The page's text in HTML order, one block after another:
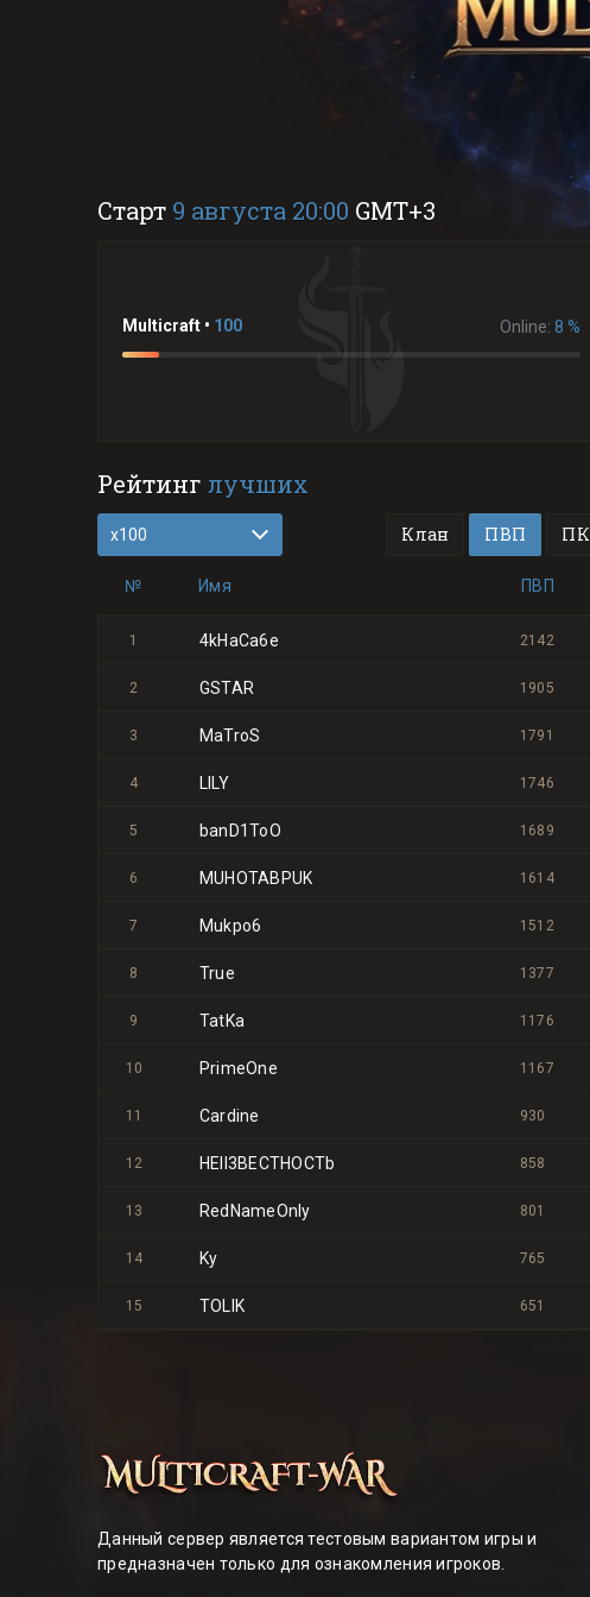
Старт 9 августа 20:00 GMT+3
Multicraft • 100 Online: 8 %
Рейтинг лучших
№ Имя ПВП
1 4kHaCa6e 2142
2 GSTAR 1905
3 MaTroS 1791
4 LILY 1746
5 banD1ToO 1689
6 MUHOTABPUK 1614
7 Mukpo6 1512
8 True 1377
9 TatKa 1176
10 PrimeOne 1167
11 Cardine 930
12 HEII3BECTHOCTb 858
13 RedNameOnly 801
14 Ky 765
15 TOLIK 651
Клан ПВП ПК
Данный сервер является тестовым вариантом игры и
предназначен только для ознакомления игроков.